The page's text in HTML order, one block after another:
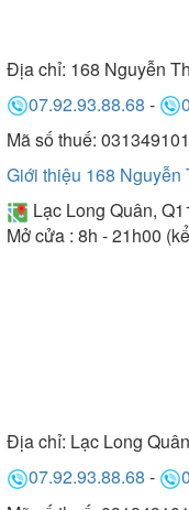
Địa chỉ: 168 Nguyễn
07.92.93.88.68 -
Mã số thuế:
Giới thiệu 168
Lạc Long Quân,
Mở cửa : 8h - 21h00
Địa chỉ: Lạc Long
07.92.93.88.68 -